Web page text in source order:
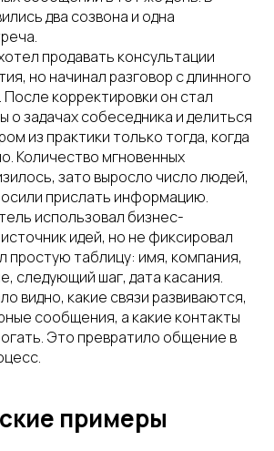
два созвона и одна
продавать консультации
но начинал разговор с длинного
После корректировки он стал
о задачах собеседника и делиться
из практики только тогда, когда
Количество мгновенных
зато выросло число людей,
прислать информацию.
использовал бизнес-
идей, но не фиксировал
простую таблицу: имя, компания,
следующий шаг, дата касания.
видно, какие связи развиваются,
сообщения, а какие контакты
Это превратило общение в
примеры